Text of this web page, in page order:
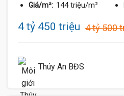
Giá/m²: 144 triệu/m²
4 tỷ 450 triệu 4 tỷ 500
Thúy An BĐS